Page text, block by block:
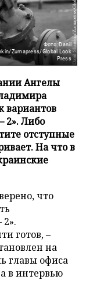
Фото: Danil
Zumapress/Global Look
Press
Ангелы
вариантов
2». Либо
отступные
На что в
что
2».
готов, –
на
главы офиса
в интервью